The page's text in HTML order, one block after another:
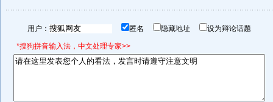
用户： 匿名 隐藏地址 设为辩论话题
*搜狗拼音输入法，中文处理专家>>